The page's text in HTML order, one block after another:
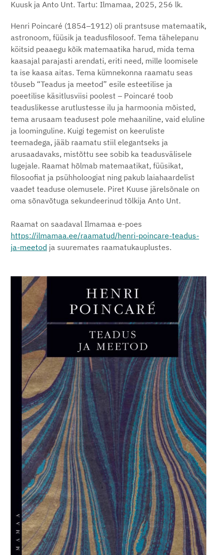
Kuusk ja Anto Unt. Tartu: Ilmamaa, 2025, 256 lk.
Henri Poincaré (1854–1912) oli prantsuse matemaatik,
astronoom, füüsik ja teadusfilosoof. Tema tähelepanu
köitsid peaaegu kõik matemaatika harud, mida tema
kaasajal parajasti arendati, eriti need, mille loomisele
ta ise kaasa aitas. Tema kümnekonna raamatu seas
tõuseb “Teadus ja meetod” esile esteetilise ja
poeetilise käsitlusviisi poolest – Poincaré toob
teaduslikesse arutlustesse ilu ja harmoonia mõisted,
tema arusaam teadusest pole mehaaniline, vaid eluline
ja loominguline. Kuigi tegemist on keeruliste
teemadega, jääb raamatu stiil elegantseks ja
arusaadavaks, mistõttu see sobib ka teadusvälisele
lugejale. Raamat hõlmab matemaatikat, füüsikat,
filosoofiat ja psühholoogiat ning pakub laiahaardelist
vaadet teaduse olemusele. Piret Kuuse järelsõnale on
oma sõnavõtuga sekundeerinud tõlkija Anto Unt.
Raamat on saadaval Ilmamaa e-poes
https://ilmamaa.ee/raamatud/henri-poincare-teadus-
ja-meetod ja suuremates raamatukauplustes.